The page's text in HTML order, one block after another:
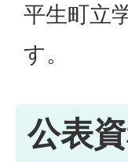
平生町立
す。
公表